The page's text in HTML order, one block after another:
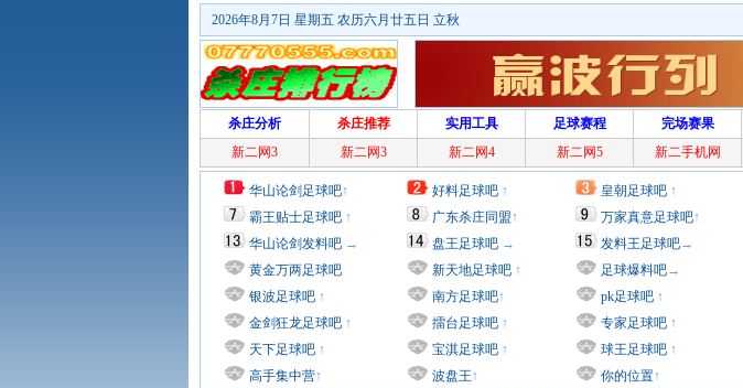
2026年8月7日 星期五 农历六月廿五日 立秋
杀庄分析 杀庄推荐 实用工具 足球赛程 完场赛果
新二网3
新二网3 新二网4 新二网5 新二手机网
华山论剑足球吧↑
霸王贴士足球吧 ↑
华山论剑发料吧 →
黄金万两足球吧
银波足球吧 ↑
金剑狂龙足球吧 ↑
天下足球吧 ↑
高手集中营↑
好料足球吧 ↑
广东杀庄同盟↑
盘王足球吧 →
新天地足球吧 ↑
南方足球吧↑
擂台足球吧 ↑
宝淇足球吧 ↑
波盘王↑
皇朝足球吧 ↑
万家真意足球吧↑
发料王足球吧→
足球爆料吧→
pk足球吧 ↑
专家足球吧 ↑
球王足球吧 ↑
你的位置↑